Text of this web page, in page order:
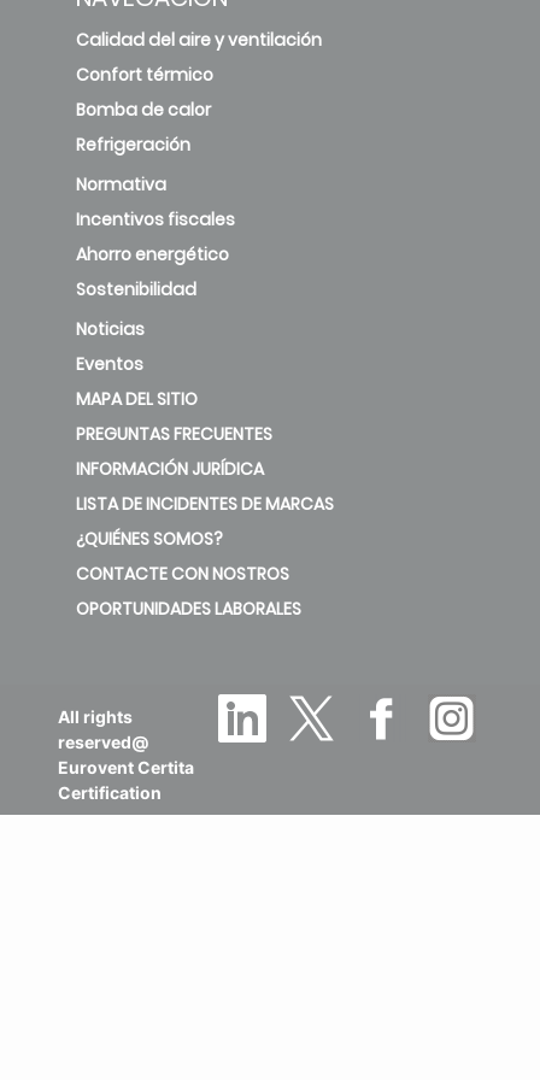
Calidad del aire y ventilación
Confort térmico
Bomba de calor
Refrigeración
Normativa
Incentivos fiscales
Ahorro energético
Sostenibilidad
Noticias
Eventos
MAPA DEL SITIO
PREGUNTAS FRECUENTES
INFORMACIÓN JURÍDICA
LISTA DE INCIDENTES DE MARCAS
¿QUIÉNES SOMOS?
CONTACTE CON NOSTROS
OPORTUNIDADES LABORALES
All rights
reserved@
Eurovent Certita
Certification